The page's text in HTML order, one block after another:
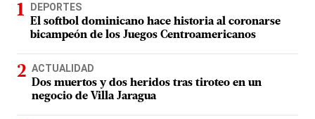
DEPORTES
El softbol dominicano hace historia al coronarse
bicampeón de los Juegos Centroamericanos
ACTUALIDAD
Dos muertos y dos heridos tras tiroteo en un
negocio de Villa Jaragua